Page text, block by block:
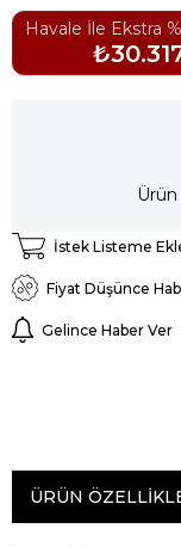
Havale İle Ekstra
Ürün
İstek Listeme
Fiyat Düşünce
Gelince Haber Ver
ÜRÜN